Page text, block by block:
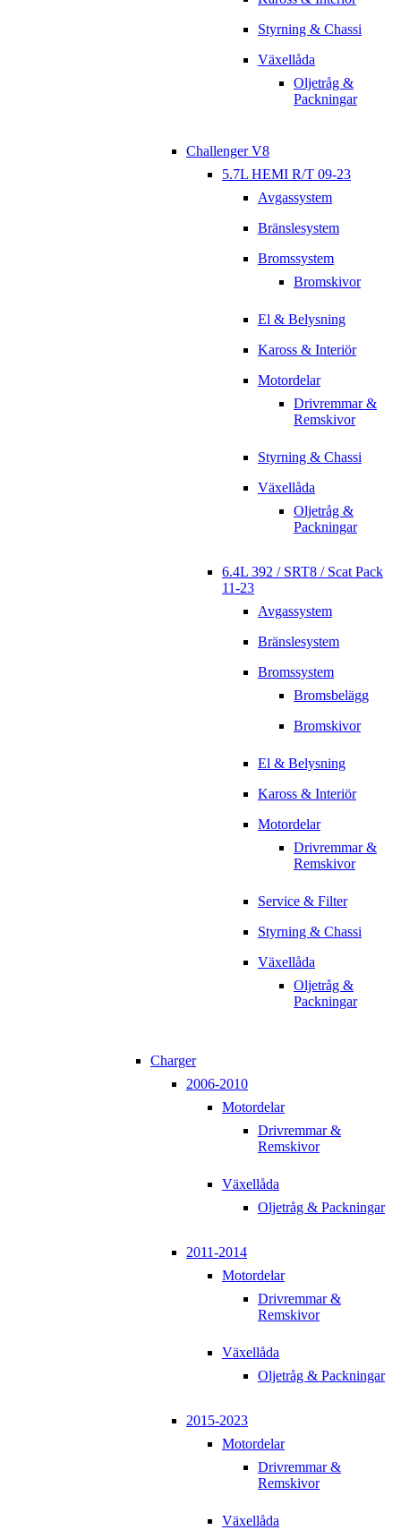
Styrning & Chassi
Växellåda
Oljetråg &
Packningar
Challenger V8
5.7L HEMI R/T 09-23
Avgassystem
Bränslesystem
Bromssystem
Bromskivor
El & Belysning
Kaross & Interiör
Motordelar
Drivremmar &
Remskivor
Styrning & Chassi
Växellåda
Oljetråg &
Packningar
6.4L 392 / SRT8 / Scat Pack
11-23
Avgassystem
Bränslesystem
Bromssystem
Bromsbelägg
Bromskivor
El & Belysning
Kaross & Interiör
Motordelar
Drivremmar &
Remskivor
Service & Filter
Styrning & Chassi
Växellåda
Oljetråg &
Packningar
Charger
2006-2010
Motordelar
Drivremmar &
Remskivor
Växellåda
Oljetråg & Packningar
2011-2014
Motordelar
Drivremmar &
Remskivor
Växellåda
Oljetråg & Packningar
2015-2023
Motordelar
Drivremmar &
Remskivor
Växellåda